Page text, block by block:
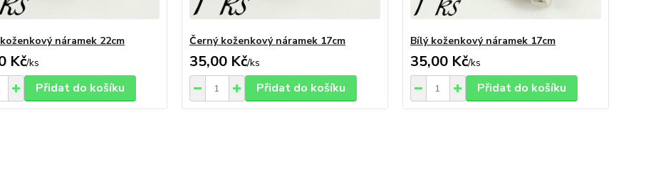
náramek 22cm
Kč/ks
Přidat do košíku
Černý koženkový náramek 17cm
35,00 Kč/ks
Přidat do košíku
Bílý koženkový náramek 17cm
35,00 Kč/ks
Přidat do košíku